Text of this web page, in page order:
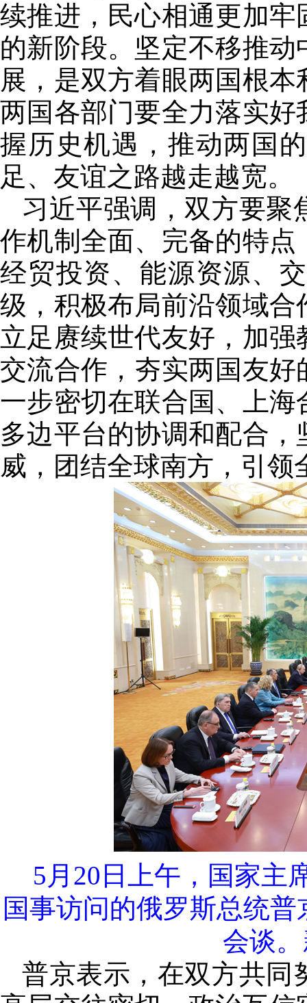
续推进，民心相通更加
的新阶段。坚定不移推
展，是双方着眼两国根
两国各部门要全力落实
握历史机遇，推动两国
足、友谊之路越走越宽。
习近平强调，双方要聚
作机制全面、完备的特
经贸投资、能源资源、
级，积极布局前沿领域
立足赓续世代友好，加
交流合作，夯实两国友
一步密切在联合国、上
多边平台的协调和配合
威，团结全球南方，引
5月20日上午，国家主
国事访问的俄罗斯总统
会谈
普京表示，在双方共同